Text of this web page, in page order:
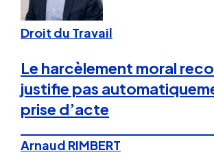
Droit du Travail
Le harcèlement moral
justifie pas
prise d’acte
Arnaud RIMBERT